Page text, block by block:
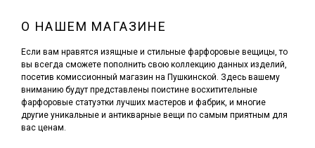
О НАШЕМ МАГАЗИНЕ
Если вам нравятся изящные и стильные фарфоровые вещицы, то
вы всегда сможете пополнить свою коллекцию данных изделий,
посетив комиссионный магазин на Пушкинской. Здесь вашему
вниманию будут представлены поистине восхитительные
фарфоровые статуэтки лучших мастеров и фабрик, и многие
другие уникальные и антикварные вещи по самым приятным для
вас ценам.